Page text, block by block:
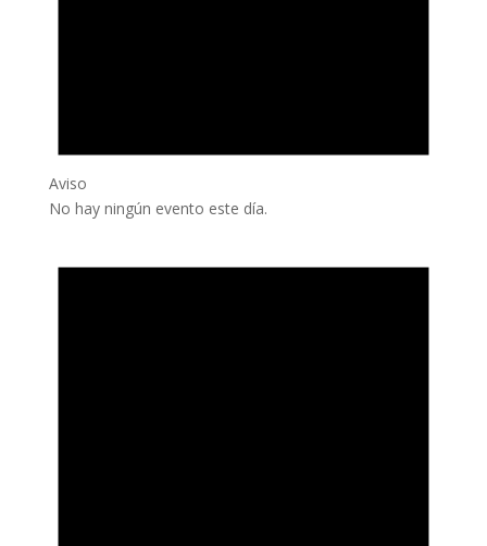
Aviso
No hay ningún evento este día.